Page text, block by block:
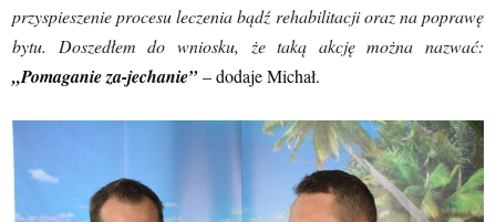
przyspieszenie procesu leczenia bądź rehabilitacji oraz na poprawę
bytu. Doszedłem do wniosku, że taką akcję można nazwać:
„Pomaganie za-jechanie”– dodaje Michał.